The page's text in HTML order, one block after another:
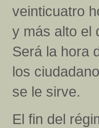
veinticuatro
y más alto el
Será la hora
los
se le sirve.
El fin del